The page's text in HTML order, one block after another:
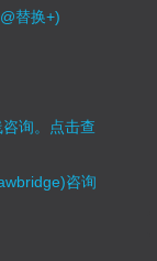
替换+)
询。 点击查
咨询